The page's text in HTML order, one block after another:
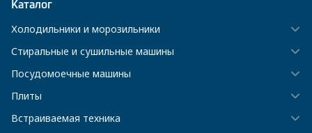
Каталог
Холодильники и морозильники
Стиральные и сушильные машины
Посудомоечные машины
Плиты
Встраиваемая техника